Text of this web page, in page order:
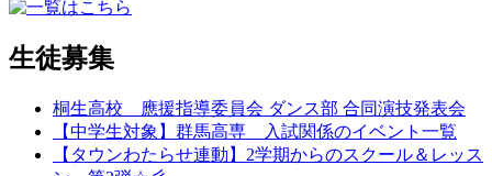
生徒募集
桐生高校 應援指導委員会 ダンス部 合同演技発表会
【中学生対象】群馬高専 入試関係のイベント一覧
【タウンわたらせ連動】2学期からのスクール＆レッス